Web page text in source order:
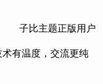
子比主题正版用户
有温度，交流更纯